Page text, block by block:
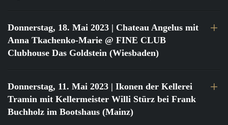
Donnerstag, 18. Mai 2023 | Chateau Angelus mit
Anna Tkachenko-Marie @ FINE CLUB
Clubhouse Das Goldstein (Wiesbaden)
Donnerstag, 11. Mai 2023 | Ikonen der Kellerei
Tramin mit Kellermeister Willi Stürz bei Frank
Buchholz im Bootshaus (Mainz)